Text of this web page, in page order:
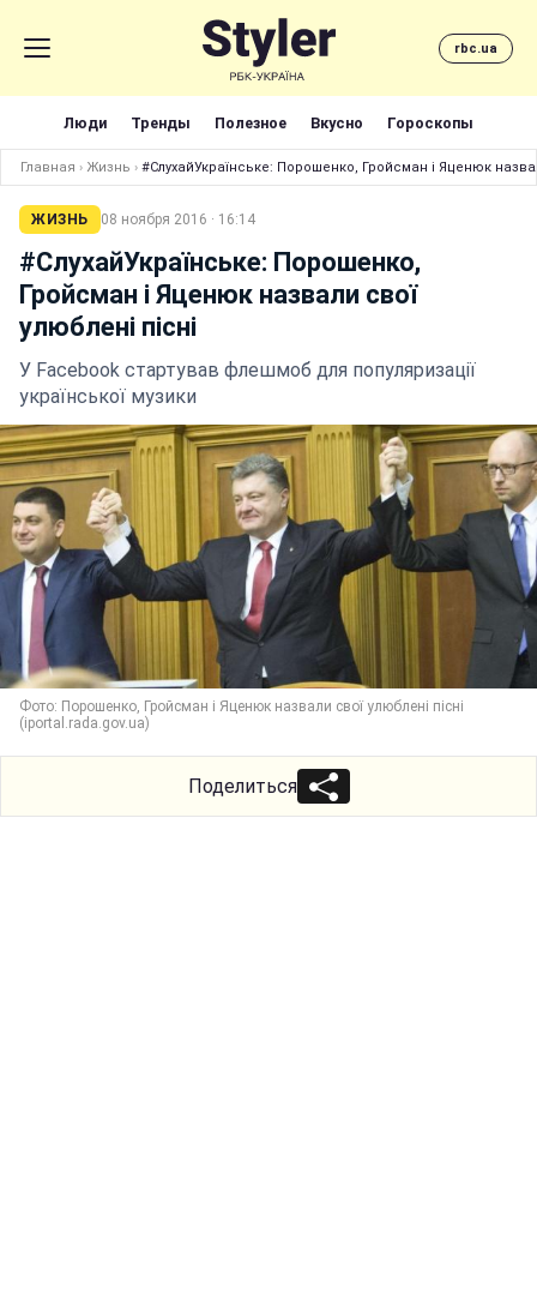
rbc.ua
Люди Тренды Полезное Вкусно Гороскопы
Главная › Жизнь › #СлухайУкраїнське: Порошенко, Гройсман і Яценюк
ЖИЗНЬ 08 ноября 2016 · 16:14
#СлухайУкраїнське: Порошенко,
Гройсман і Яценюк назвали свої
улюблені пісні
У Facebook стартував флешмоб для популяризації
української музики
Фото: Порошенко, Гройсман і Яценюк назвали свої улюблені пісні
(iportal.rada.gov.ua)
Поделиться